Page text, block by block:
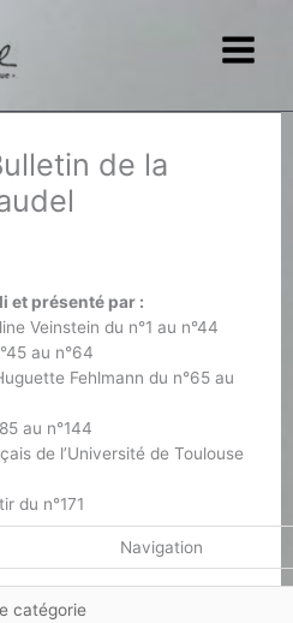
de la
et présenté par :
Veinstein du n°1 au n°44
au n°64
Fehlmann du n°65 au
au n°144
de l’Université de Toulouse
du n°171
Navigation